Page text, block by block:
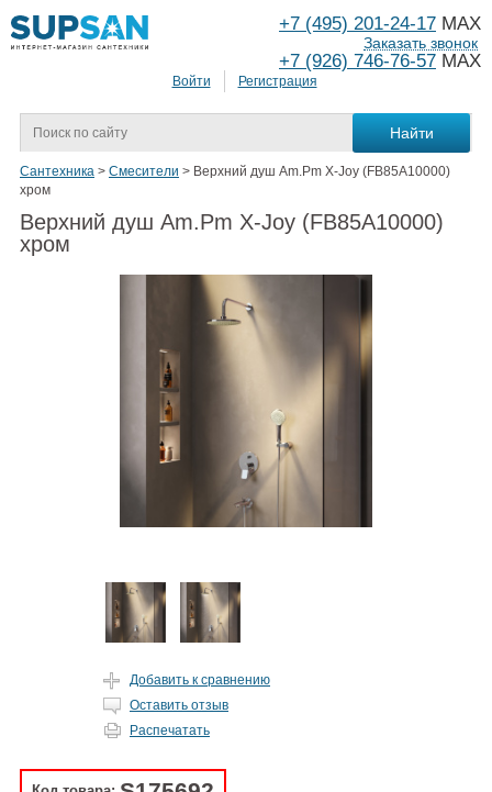
Войти Регистрация
+7 (495) 201-24-17 MAX
+7 (926) 746-76-57 MAX
Заказать звонок
Сантехника > Смесители > Верхний душ Am.Pm X-Joy (FB85A10000)
хром
Верхний душ Am.Pm X-Joy (FB85A10000)
хром
Добавить к сравнению
Оставить отзыв
Распечатать